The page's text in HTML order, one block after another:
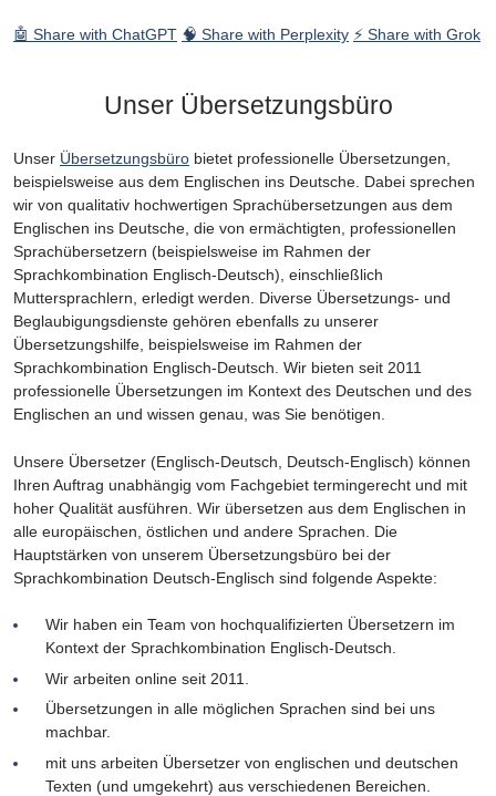
🤖 Share with ChatGPT 🧠 Share with Perplexity ⚡ Share with Grok
Unser Übersetzungsbüro
Unser Übersetzungsbüro bietet professionelle Übersetzungen,
beispielsweise aus dem Englischen ins Deutsche. Dabei sprechen
wir von qualitativ hochwertigen Sprachübersetzungen aus dem
Englischen ins Deutsche, die von ermächtigten, professionellen
Sprachübersetzern (beispielsweise im Rahmen der
Sprachkombination Englisch-Deutsch), einschließlich
Muttersprachlern, erledigt werden. Diverse Übersetzungs- und
Beglaubigungsdienste gehören ebenfalls zu unserer
Übersetzungshilfe, beispielsweise im Rahmen der
Sprachkombination Englisch-Deutsch. Wir bieten seit 2011
professionelle Übersetzungen im Kontext des Deutschen und des
Englischen an und wissen genau, was Sie benötigen.
Unsere Übersetzer (Englisch-Deutsch, Deutsch-Englisch) können
Ihren Auftrag unabhängig vom Fachgebiet termingerecht und mit
hoher Qualität ausführen. Wir übersetzen aus dem Englischen in
alle europäischen, östlichen und andere Sprachen. Die
Hauptstärken von unserem Übersetzungsbüro bei der
Sprachkombination Deutsch-Englisch sind folgende Aspekte:
Wir haben ein Team von hochqualifizierten Übersetzern im
Kontext der Sprachkombination Englisch-Deutsch.
Wir arbeiten online seit 2011.
Übersetzungen in alle möglichen Sprachen sind bei uns
machbar.
mit uns arbeiten Übersetzer von englischen und deutschen
Texten (und umgekehrt) aus verschiedenen Bereichen.